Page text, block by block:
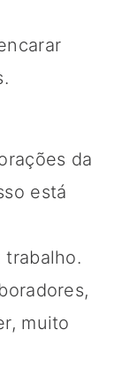
da
está
muito